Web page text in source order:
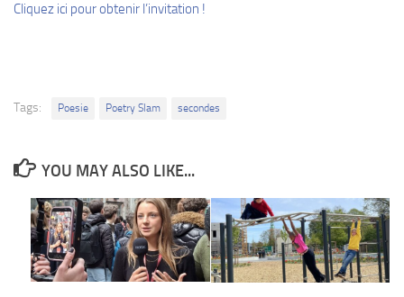
Cliquez ici pour obtenir l’invitation !
Tags: Poesie Poetry Slam secondes
YOU MAY ALSO LIKE...